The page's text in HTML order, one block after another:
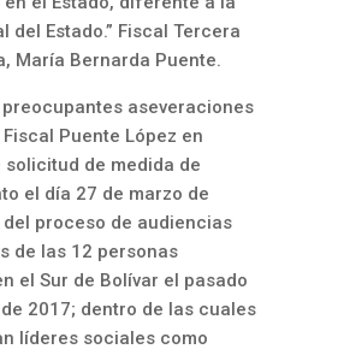
del Estado.” Fiscal Tercera
María Bernarda Puente.
preocupantes aseveraciones
Puente López en
solicitud de medida de
el día 27 de marzo de
proceso de audiencias
de las 12 personas
el Sur de Bolívar el pasado
2017; dentro de las cuales
líderes sociales como